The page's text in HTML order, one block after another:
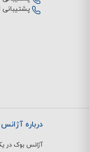
پشتیبانی
درباره
آژانس بوک در